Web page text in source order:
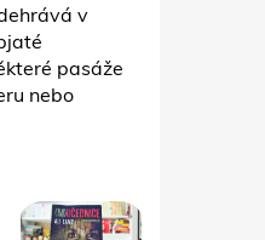
v
pasáže
nebo